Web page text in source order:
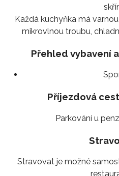
Každá kuchyňka má
mikrovlnou troubu,
Přehled vybavení
Příjezdová
Parkování u
Stravovat je možné